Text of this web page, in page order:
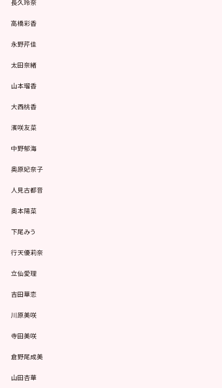
長久玲奈
高橋彩香
永野芹佳
太田奈緒
山本瑠香
大西桃香
濱咲友菜
中野郁海
奥原妃奈子
人見古都音
奥本陽菜
下尾みう
行天優莉奈
立仙愛理
吉田華恋
川原美咲
寺田美咲
倉野尾成美
山田杏華